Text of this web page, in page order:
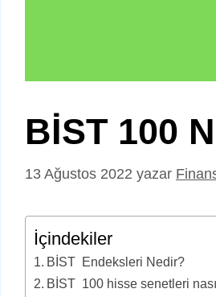
BİST 100
13 Ağustos 2022 yazar
İçindekiler
BİST Endeksleri Nedir?
BİST 100 hisse senetleri